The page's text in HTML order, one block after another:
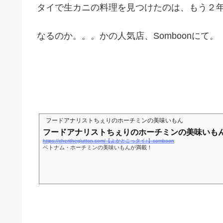
タイで生カニの料理を見つけたのは、もう２
なるのか。。。かの人気店、Somboonにて。
フードアナリストちぇりのホーチミンの美味いもん
フードアナリストちぇりのホーチミンの美味いも
https://cheritheglutton.com/【よかとこっタイ♪】somboon
ベトナム・ホーチミンの美味いもんが満載！